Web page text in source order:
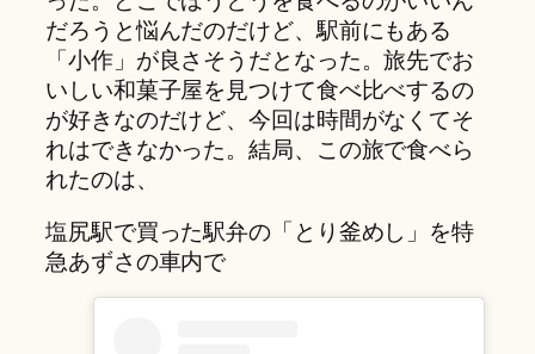
だろうと悩んだのだけど、駅前にもある
「小作」が良さそうだとなった。旅先でお
いしい和菓子屋を見つけて食べ比べするの
が好きなのだけど、今回は時間がなくてそ
れはできなかった。結局、この旅で食べら
れたのは、
塩尻駅で買った駅弁の「とり釜めし」を特
急あずさの車内で